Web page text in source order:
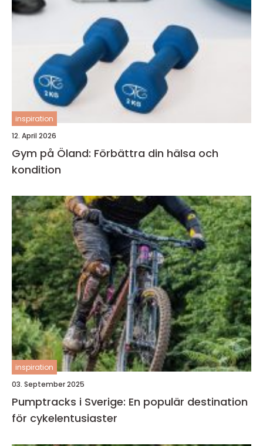
inspiration
12. April 2026
Gym på Öland: Förbättra din hälsa och
kondition
inspiration
03. September 2025
Pumptracks i Sverige: En populär destination
för cykelentusiaster